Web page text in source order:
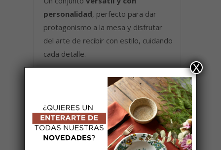
personalidad, perfecto para dar
protagonismo a la mesa y disfrutar
del arte de recibir con estilo, cuidando
cada detalle.
AÑADIR A MI LISTA DE BODA
X